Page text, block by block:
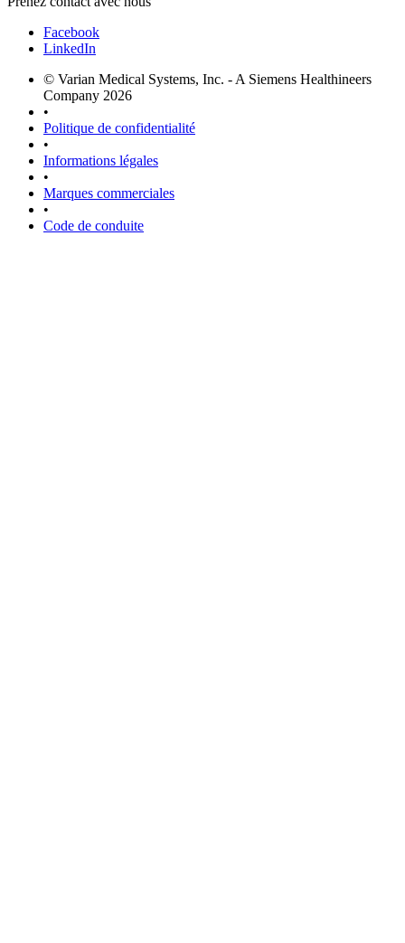
Facebook
LinkedIn
© Varian Medical Systems, Inc. - A Siemens Healthineers
Company 2026
•
Politique de confidentialité
•
Informations légales
•
Marques commerciales
•
Code de conduite